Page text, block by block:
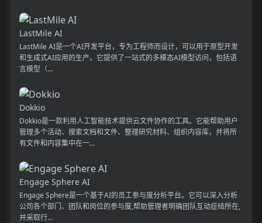
LastMile AI
LastMile AI是一个AI开发平台，专为工程师而设计，可以用于原型开发
和生成式AI应用的生产。它提供了一站式的多模态AI模型访问，包括语
言模型（...
Dokkio
Dokkio是一款利用人工智能技术提供云文件协作的工具。它能帮助用户
管理多个活动、搜索文档和文件、整理研究材料、组织内容库，并将所
有文件和内容集中在一...
Engage Sphere AI
Engage Sphere是一个基于AI的员工参与度分析平台。它可以深入分析
公司各个部门、团队和岗位的参与度,帮助管理者明确团队互动症结所在,
并采取行...